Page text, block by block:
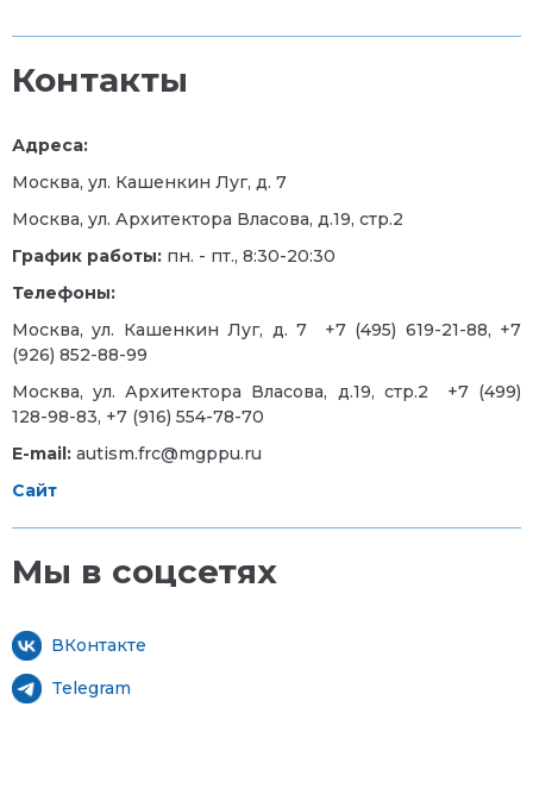
Контакты
Адреса:
Москва, ул. Кашенкин Луг, д. 7
Москва, ул. Архитектора Власова, д.19, стр.2
График работы: пн. - пт., 8:30-20:30
Телефоны:
Москва, ул. Кашенкин Луг, д. 7 +7 (495) 619-21-88, +7
(926) 852-88-99
Москва, ул. Архитектора Власова, д.19, стр.2 +7 (499)
128-98-83, +7 (916) 554-78-70
E-mail: autism.frc@mgppu.ru
Сайт
Мы в соцсетях
ВКонтакте
Telegram